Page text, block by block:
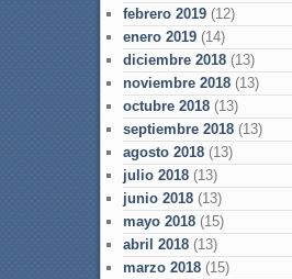
febrero 2019(12)
enero 2019(14)
diciembre 2018(13)
noviembre 2018(13)
octubre 2018(13)
septiembre 2018(13)
agosto 2018(13)
julio 2018(13)
junio 2018(13)
mayo 2018(15)
abril 2018(13)
marzo 2018(15)